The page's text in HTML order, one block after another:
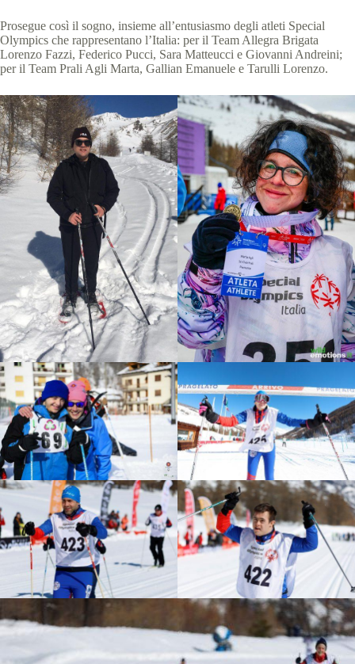
Prosegue così il sogno, insieme all’entusiasmo degli atleti Special
Olympics che rappresentano l’Italia: per il Team Allegra Brigata
Lorenzo Fazzi, Federico Pucci, Sara Matteucci e Giovanni Andreini;
per il Team Prali Agli Marta, Gallian Emanuele e Tarulli Lorenzo.